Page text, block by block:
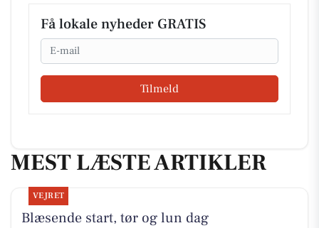
Få lokale nyheder GRATIS
Email
Tilmeld
MEST LÆSTE ARTIKLER
VEJRET
Blæsende start, tør og lun dag